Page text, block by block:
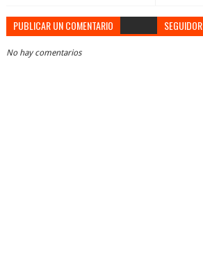
PUBLICAR UN COMENTARIO SEGUIDOR
No hay comentarios